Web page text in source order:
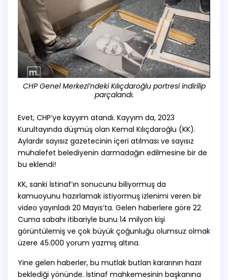
CHP Genel Merkezi’ndeki Kılıçdaroğlu portresi indirilip
parçalandı.
Evet, CHP’ye kayyım atandı. Kayyım da, 2023
Kurultayında düşmüş olan Kemal Kılıçdaroğlu (KK).
Aylardır sayısız gazetecinin içeri atılması ve sayısız
muhalefet belediyenin darmadağın edilmesine bir de
bu eklendi!
KK, sanki İstinaf’ın sonucunu biliyormuş da
kamuoyunu hazırlamak istiyormuş izlenimi veren bir
video yayınladı 20 Mayıs’ta. Gelen haberlere göre 22
Cuma sabahı itibariyle bunu 14 milyon kişi
görüntülemiş ve çok büyük çoğunluğu olumsuz olmak
üzere 45.000 yorum yazmış altına.
Yine gelen haberler, bu mutlak butlan kararının hazır
beklediği yönünde. İstinaf mahkemesinin başkanına